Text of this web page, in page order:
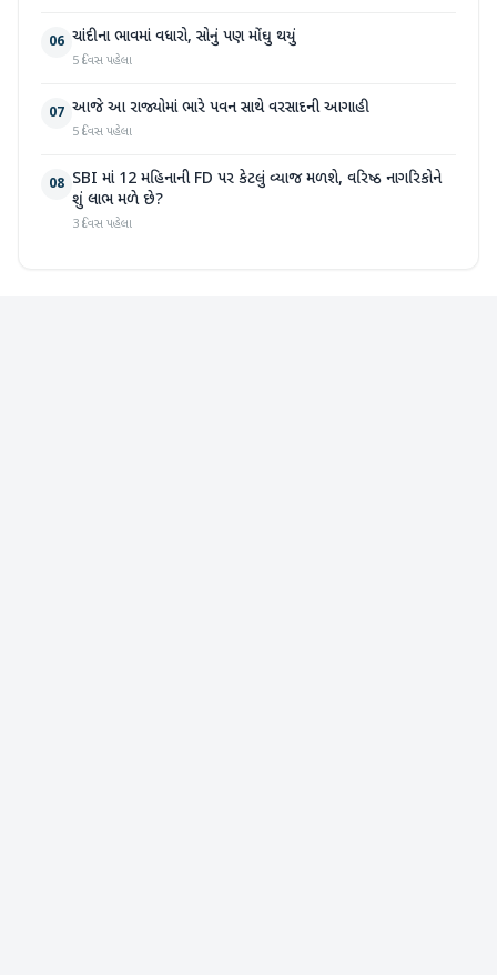
06 ચાંદીના ભાવમાં વધારો, સોનું પણ મોંઘુ થયું
5 દિવસ પહેલા
07 આજે આ રાજ્યોમાં ભારે પવન સાથે વરસાદની આગાહી
5 દિવસ પહેલા
08 SBI માં 12 મહિનાની FD પર કેટલું વ્યાજ મળશે, વરિષ્ઠ નાગરિકોને
શું લાભ મળે છે?
3 દિવસ પહેલા